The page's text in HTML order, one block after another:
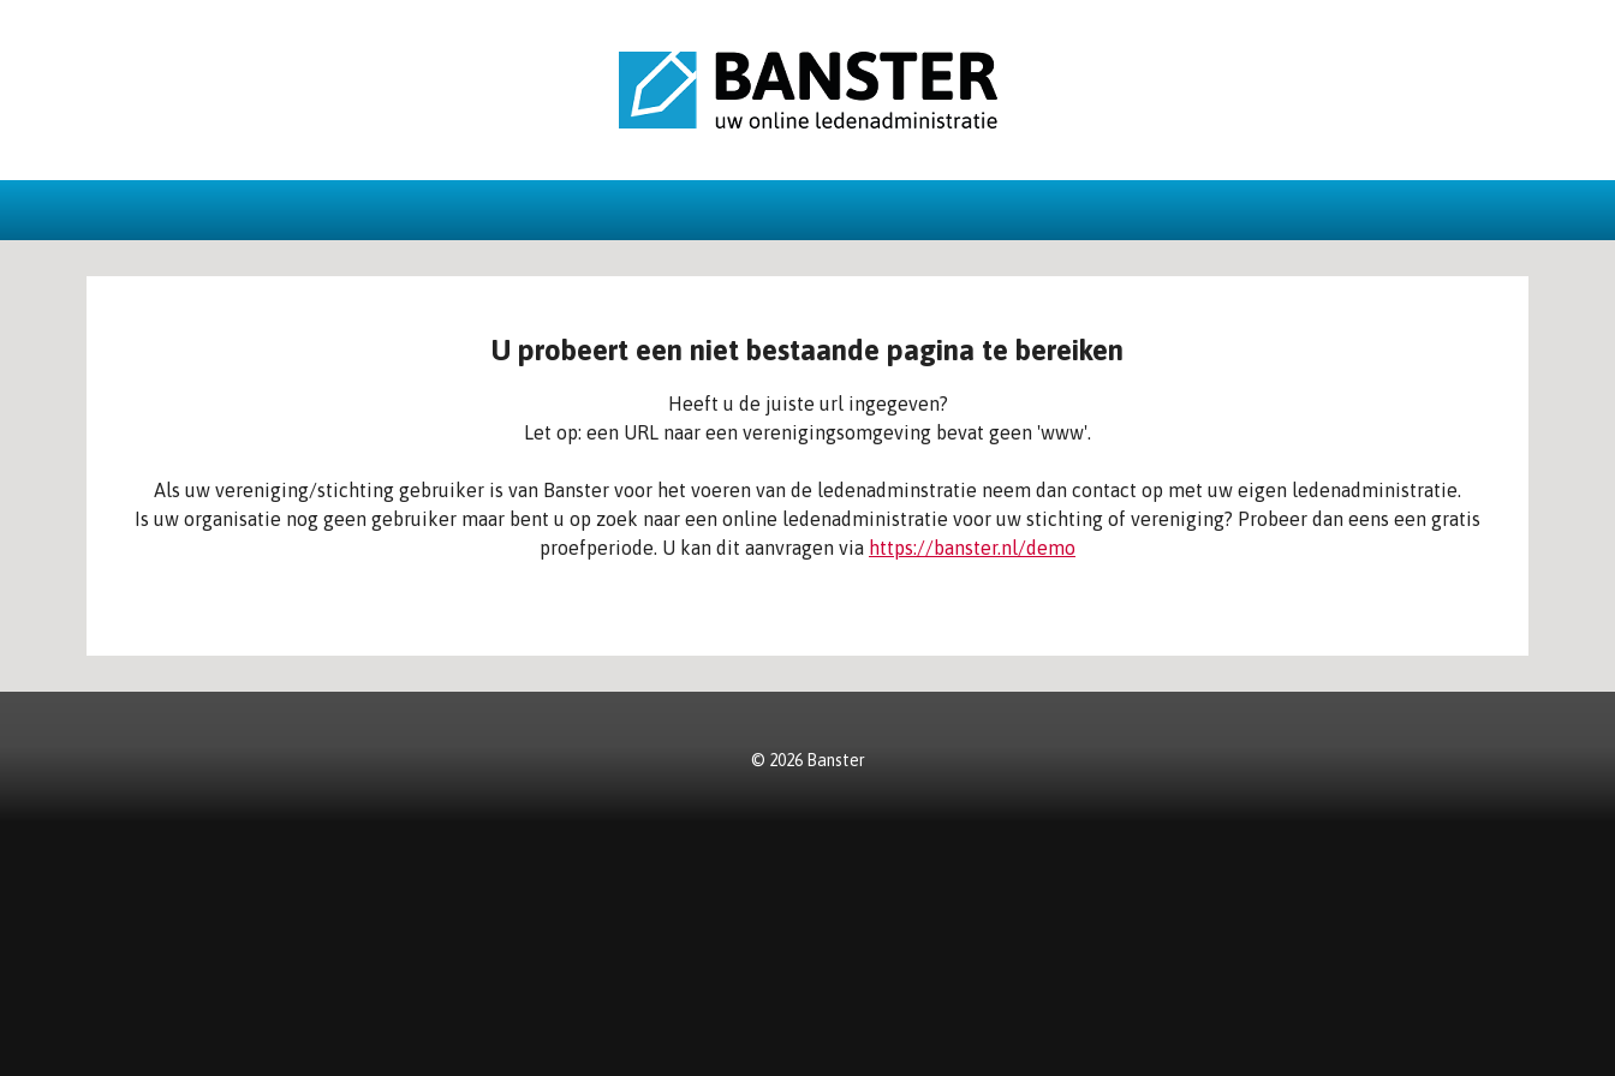
U probeert een niet bestaande pagina te bereiken
Heeft u de juiste url ingegeven?
Let op: een URL naar een verenigingsomgeving bevat geen 'www'.
Als uw vereniging/stichting gebruiker is van Banster voor het voeren van de ledenadminstratie neem dan contact op met uw eigen ledenadministratie.
Is uw organisatie nog geen gebruiker maar bent u op zoek naar een online ledenadministratie voor uw stichting of vereniging? Probeer dan eens een gratis
proefperiode. U kan dit aanvragen via https://banster.nl/demo
© 2026 Banster